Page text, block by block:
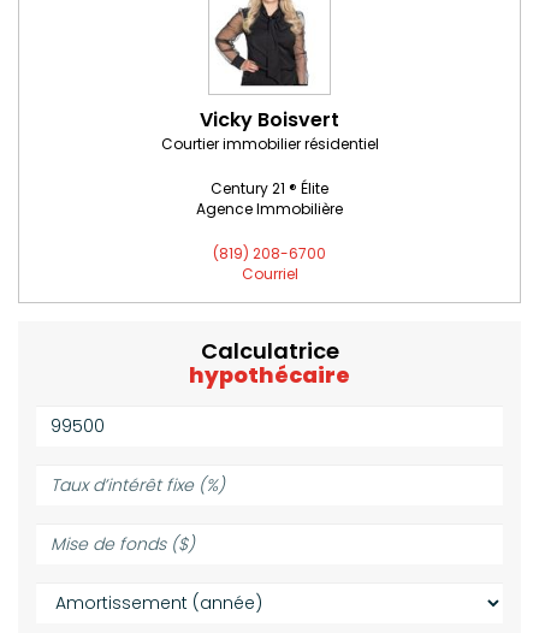
Vicky Boisvert
Courtier immobilier résidentiel
Century 21 ® Élite
Agence Immobilière
(819) 208-6700
Courriel
Calculatrice
hypothécaire
Valeur
de
propriété
($):
d’intérêt
(%):
de
($):
Amortissement
(année):